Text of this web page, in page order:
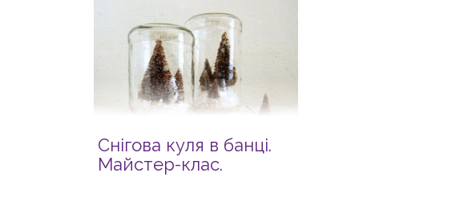
Снігова куля в банці.
Майстер-клас.